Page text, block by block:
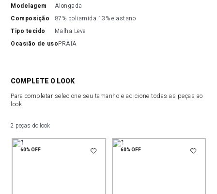
modelagem
Alongada
composição
87% poliamida 13% elastano
tipo tecido
Malha Leve
ocasião de usoPRAIA
COMPLETE O LOOK
Para completar selecione seu tamanho e adicione todas as peças ao
look
2 peças do look
60%OFF 60%OFF